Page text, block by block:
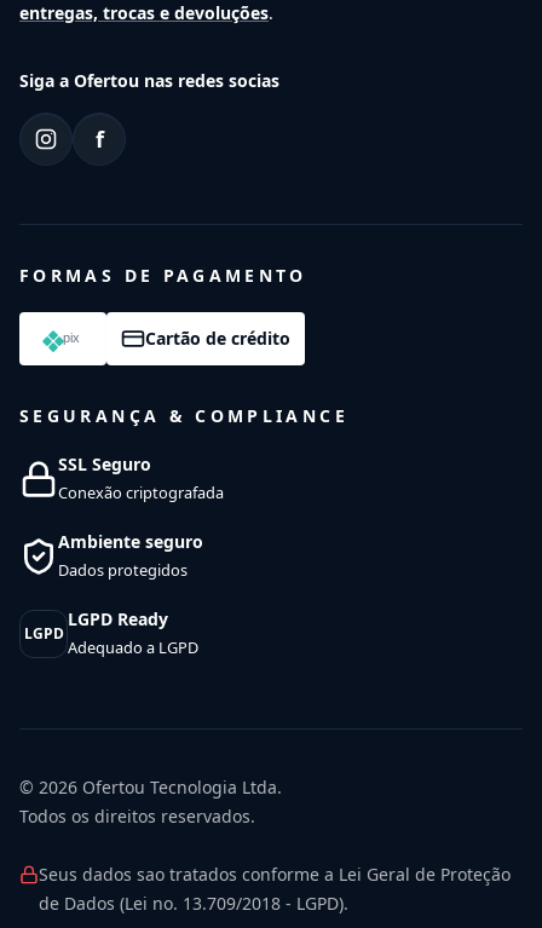
entregas, trocas e devoluções.
Siga a Ofertou nas redes socias
f
FORMAS DE PAGAMENTO
Cartão de crédito
SEGURANÇA & COMPLIANCE
SSL Seguro
Conexão criptografada
Ambiente seguro
Dados protegidos
LGPD
LGPD Ready
Adequado a LGPD
© 2026 Ofertou Tecnologia Ltda.
Todos os direitos reservados.
Seus dados sao tratados conforme a Lei Geral de Proteção
de Dados (Lei no. 13.709/2018 - LGPD).